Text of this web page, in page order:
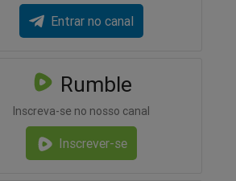
Entrar no canal
Rumble
Inscreva-se no nosso canal
Inscrever-se